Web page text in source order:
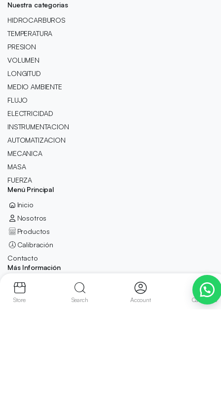
Nuestra categorias
HIDROCARBUROS
TEMPERATURA
PRESION
VOLUMEN
LONGITUD
MEDIO AMBIENTE
FLUJO
ELECTRICIDAD
INSTRUMENTACION
AUTOMATIZACION
MECANICA
MASA
FUERZA
Menú Principal
Inicio
Nosotros
Productos
Calibración
Contacto
Más Información
Careers for Blonwe
About Blonwe
Store Search Account Categories